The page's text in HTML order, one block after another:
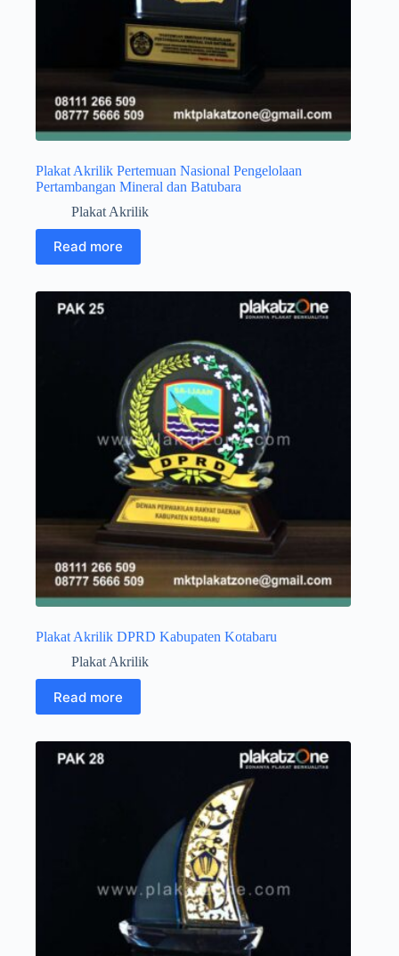
Plakat Akrilik Pertemuan Nasional Pengelolaan
Pertambangan Mineral dan Batubara
Plakat Akrilik
Read more
Plakat Akrilik DPRD Kabupaten Kotabaru
Plakat Akrilik
Read more